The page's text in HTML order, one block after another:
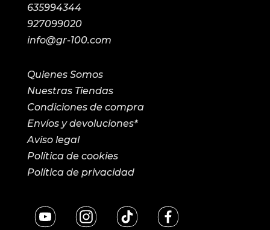
635994344
927099020
info@gr-100.com
Quienes Somos
Nuestras Tiendas
Condiciones de compra
Envíos y devoluciones*
Aviso legal
Política de cookies
Política de privacidad